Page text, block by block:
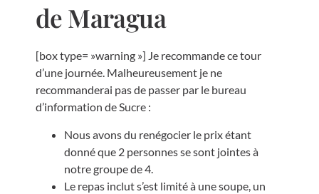
de Maragua
[box type= »warning »] Je recommande ce tour
d’une journée. Malheureusement je ne
recommanderai pas de passer par le bureau
d’information de Sucre :
Nous avons du renégocier le prix étant
donné que 2 personnes se sont jointes à
notre groupe de 4.
Le repas inclut s’est limité à une soupe, un